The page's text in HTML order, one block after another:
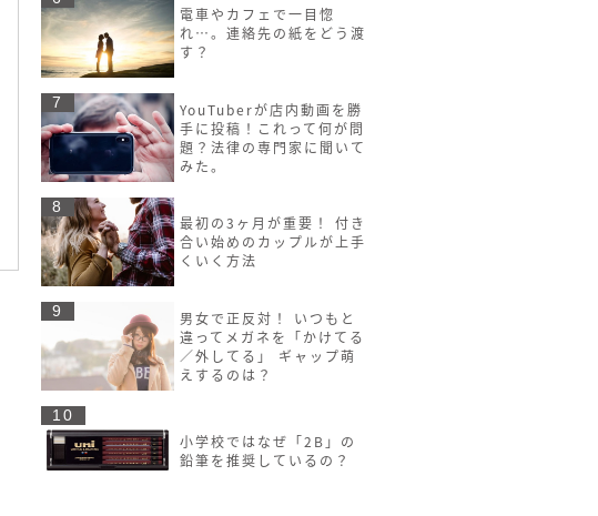
電車やカフェで一目惚
れ…。連絡先の紙をどう渡
す？
7
YouTuberが店内動画を勝
手に投稿！これって何が問
題？法律の専門家に聞いて
みた。
8
最初の3ヶ月が重要！ 付き
合い始めのカップルが上手
くいく方法
9
男女で正反対！ いつもと
違ってメガネを「かけてる
／外してる」 ギャップ萌
えするのは？
10
小学校ではなぜ「2B」の
鉛筆を推奨しているの？